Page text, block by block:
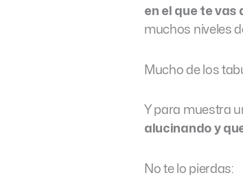
en el que te vas
muchos niveles
Mucho de los
Y para muestra
alucinando y
No te lo pierdas: